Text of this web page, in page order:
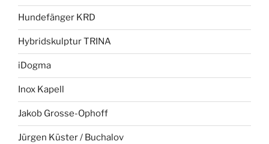
Hundefänger KRD
Hybridskulptur TRINA
iDogma
Inox Kapell
Jakob Grosse-Ophoff
Jürgen Küster / Buchalov